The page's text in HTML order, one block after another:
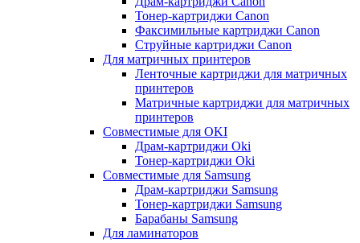
Тонер-картриджи Canon
Факсимильные картриджи Canon
Струйные картриджи Canon
Для матричных принтеров
Ленточные картриджи для матричных
принтеров
Матричные картриджи для матричных
принтеров
Совместимые для OKI
Драм-картриджи Oki
Тонер-картриджи Oki
Совместимые для Samsung
Драм-картриджи Samsung
Тонер-картриджи Samsung
Барабаны Samsung
Для ламинаторов